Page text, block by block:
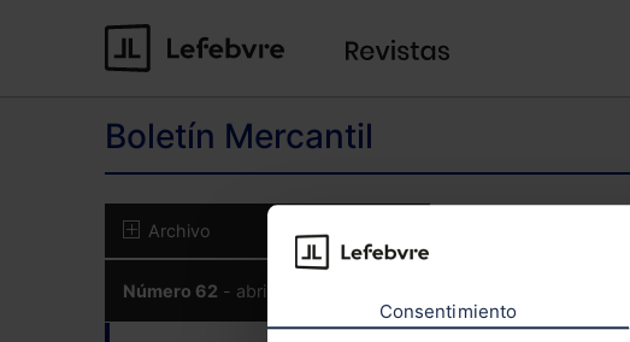
Consentimiento
Boletín Mercantil
Archivo
Número 62 - abril 2018